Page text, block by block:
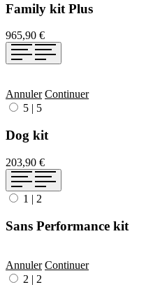
Family kit Plus
965,90 €
Annuler Continuer
5 | 5
Dog kit
203,90 €
1 | 2
Sans Performance kit
Annuler Continuer
2 | 2